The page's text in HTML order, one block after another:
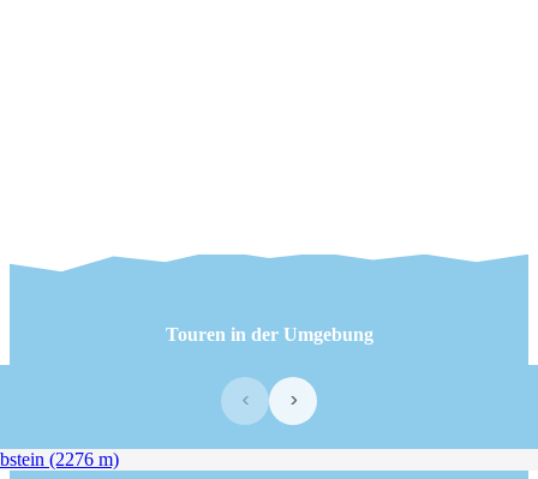
Touren in der Umgebung
‹ ›